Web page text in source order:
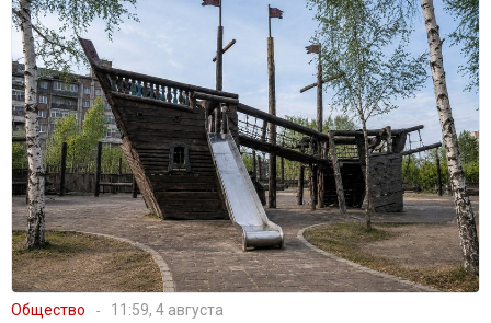
Общество 11:59, 4 августа